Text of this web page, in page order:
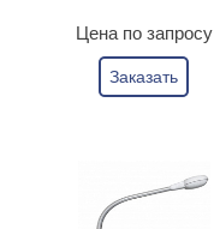
Цена по запросу
Заказать